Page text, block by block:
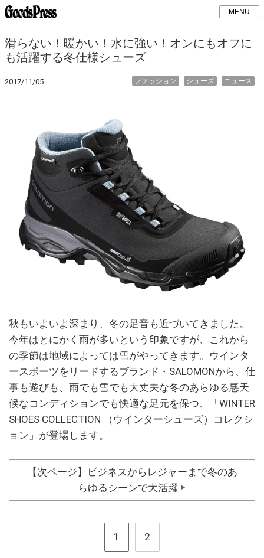
MENU
滑らない！暖かい！水に強い！オンにもオフに
も活躍する冬仕様シューズ
2017/11/05 ニュース
シューズ
ファッション
秋もいよいよ深まり、冬の足音も近づいてきました。
今年はとにかく雨が多いという印象ですが、これから
の季節は地域によっては雪がやってきます。ウインタ
ースポーツをリードするブランド・SALOMONから、仕
事も遊びも、雨でも雪でも大丈夫な冬のあらゆる悪天
候なコンディションでも快適な足元を保つ、「WINTER
SHOES COLLECTION （ウインターシューズ）コレクシ
ョン」が登場します。
【次ページ】ビジネスからレジャーまで冬のあ
らゆるシーンで大活躍 ▶
1 2